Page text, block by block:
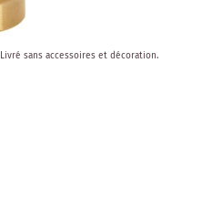
Livré sans accessoires et décoration.